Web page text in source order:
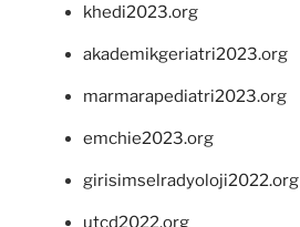
khedi2023.org
akademikgeriatri2023.org
marmarapediatri2023.org
emchie2023.org
girisimselradyoloji2022.org
utcd2022.org